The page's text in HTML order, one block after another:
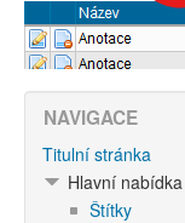
NAVIGACE
Titulní stránka
Hlavní nabídka
Štítky